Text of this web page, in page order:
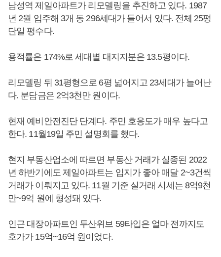
남성역 제일아파트가 리모델링을 추진하고 있다. 1987
년 2월 입주해 3개 동 296세대가 들어서 있다. 전체 25평
단일 평수다.
용적률은 174%로 세대별 대지지분은 13.5평이다.
리모델링 뒤 31평형으로 6평 넓어지고 23세대가 늘어난
다. 분담금은 2억3천만 원이다.
현재 예비안전진단 단계다. 주민 호응도가 매우 높다고
한다. 11월19일 주민 설명회를 했다.
현지 부동산업소에 따르면 부동산 거래가 실종된 2022
년 하반기에도 제일아파트는 입지가 좋아 매달 2~3건씩
거래가 이뤄지고 있다. 11월 기준 실거래 시세는 8억9천
만~9억 원에 형성돼 있다.
인근 대장아파트인 두산위브 59타입은 얼마 전까지도
호가가 15억~16억 원이었다.